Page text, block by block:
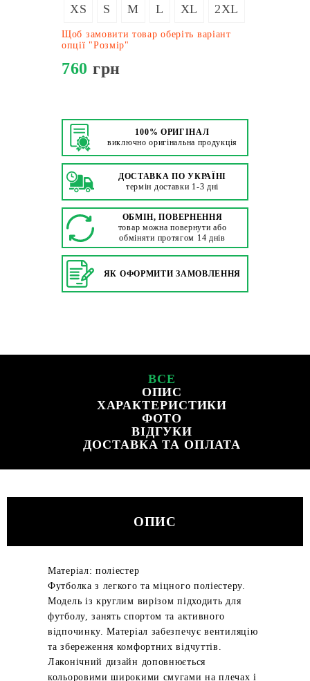
XS S M L XL 2XL
Щоб замовити товар оберіть варіант
опції "Розмір"
760 грн
100% ОРИГІНАЛ
виключно оригінальна продукція
ДОСТАВКА ПО УКРАЇНІ
термін доставки 1-3 дні
ОБМІН, ПОВЕРНЕННЯ
товар можна повернути або
обміняти протягом 14 днів
ЯК ОФОРМИТИ ЗАМОВЛЕННЯ
ВСЕ
ОПИС
ХАРАКТЕРИСТИКИ
ФОТО
ВІДГУКИ
ДОСТАВКА ТА ОПЛАТА
ОПИС
Матеріал: поліестер
Футболка з легкого та міцного поліестеру.
Модель із круглим вирізом підходить для
футболу, занять спортом та активного
відпочинку. Матеріал забезпечує вентиляцію
та збереження комфортних відчуттів.
Лаконічний дизайн доповнюється
кольоровими широкими смугами на плечах і